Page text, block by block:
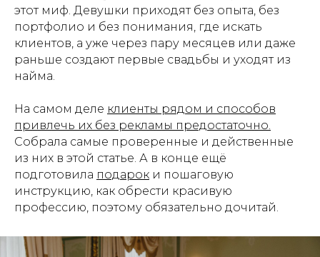
этот миф. Девушки приходят без опыта, без
портфолио и без понимания, где искать
клиентов, а уже через пару месяцев или даже
раньше создают первые свадьбы и уходят из
найма.
На самом деле клиенты рядом и способов
привлечь их без рекламы предостаточно.
Собрала самые проверенные и действенные
из них в этой статье. А в конце ещё
подготовила подарок и пошаговую
инструкцию, как обрести красивую
профессию, поэтому обязательно дочитай.